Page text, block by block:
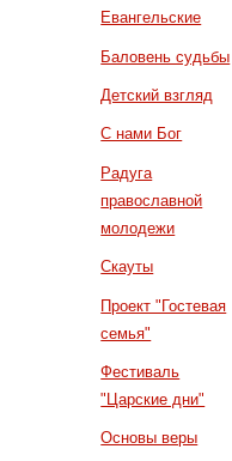
Евангельские
Баловень судьбы
Детский взгляд
С нами Бог
Радуга
православной
молодежи
Скауты
Проект "Гостевая
семья"
Фестиваль
"Царские дни"
Основы веры